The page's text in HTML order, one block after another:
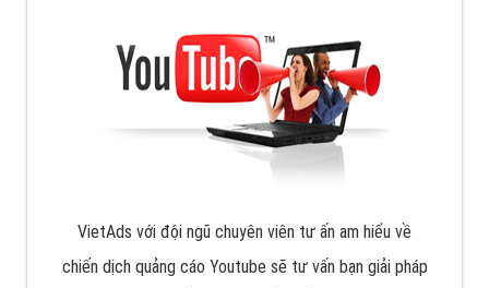
VietAds với đội ngũ chuyên viên tư ấn am hiểu về
chiến dịch quảng cáo Youtube sẽ tư vấn bạn giải pháp